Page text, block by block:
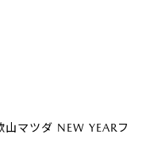
マツダ NEW YEARフ